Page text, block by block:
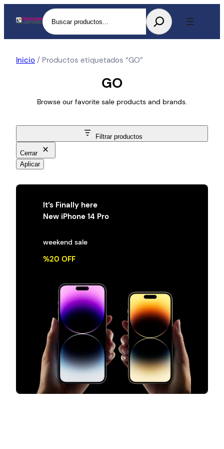
Buscar
Inicio / Productos etiquetados “GO”
GO
Browse our favorite sale products and brands.
Filtrar productos
Cerrar
Aplicar
It’s Finally here
New iPhone 14 Pro
weekend sale
%20 OFF